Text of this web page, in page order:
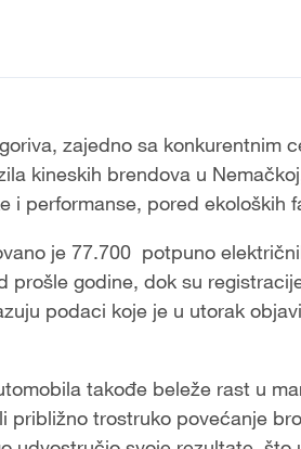
zajedno sa konkurentnim
kineskih brendova u
i performanse, pored ekoloških
je 77.700 potpuno
prošle godine, dok su
podaci koje je u utorak
takođe beleže rast u
približno trostruko povećanje